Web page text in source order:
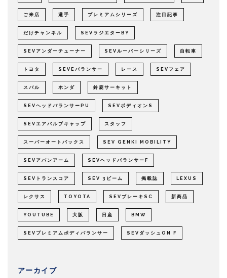
ご来店 選手 プレミアムシリーズ 注目記事
だけチャンネル SEVラジエターBY
SEVアンダーチューナー SEVルーパーシリーズ 自転車
トヨタ SEVEバランサー レース SEVフェア
スバル ホンダ 鈴鹿サーキット
SEVヘッドバランサーPU SEVボディオンS
SEVエアバルブキャップ スタッフ
スーパーオートバックス SEV GENKI MOBILITY
SEVアバンアーム SEVヘッドバランサーF
SEVトランスコア SEV 3ビーム 掲載誌 LEXUS
レクサス TOYOTA SEVブレーキSC 新商品
YOUTUBE 大阪 日産 BMW
SEVプレミアムボディバランサー SEVダッシュON F
アーカイブ